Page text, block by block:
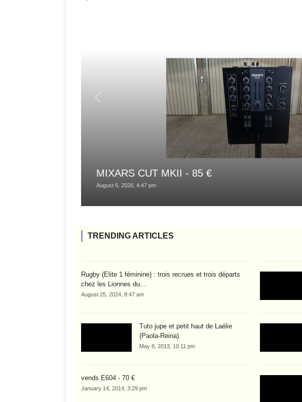
MIXARS CUT MKII - 85 €
August 6, 2026, 4:47 pm
TRENDING ARTICLES
Rugby (Élite 1 féminine) : trois recrues et trois départs
chez les Lionnes du...
August 25, 2024, 8:47 am
Tuto jupe et petit haut de Laélie
(Paola-Reina).
May 8, 2013, 10:11 pm
vends E604 - 70 €
January 14, 2014, 3:29 pm